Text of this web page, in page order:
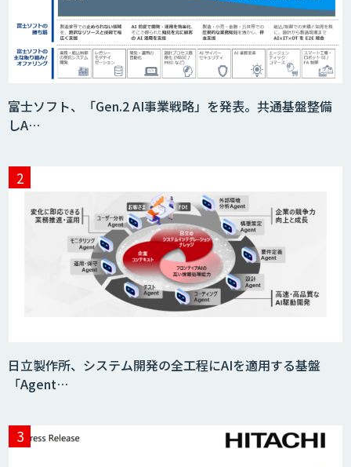
富士ソフト、「Gen.2 AI事業戦略」を発表。共通基盤整備
しA…
日立製作所、システム開発の全工程にAIを適用する基盤
「Agent…